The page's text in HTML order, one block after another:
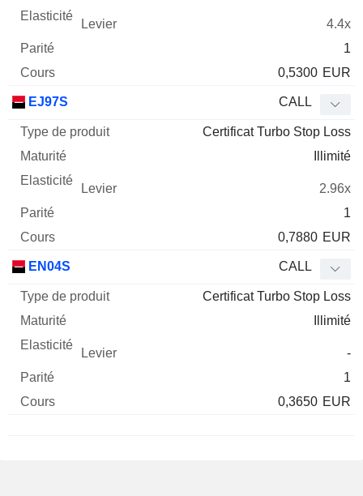
4.4x
1
0,5300 EUR
EJ97S CALL
Certificat Turbo Stop Loss
Illimité
2.96x
1
0,7880 EUR
EN04S CALL
Certificat Turbo Stop Loss
Illimité
-
1
0,3650 EUR